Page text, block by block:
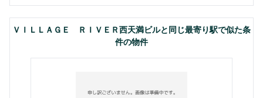
ＶＩＬＬＡＧＥ ＲＩＶＥＲ西天満ビルと同じ最寄り駅で似た条
件の物件